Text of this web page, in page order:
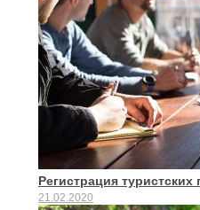
Регистрация
21.02.2020